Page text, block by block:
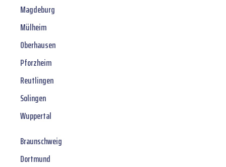
Magdeburg
Mülheim
Oberhausen
Pforzheim
Reutlingen
Solingen
Wuppertal
Braunschweig
Dortmund